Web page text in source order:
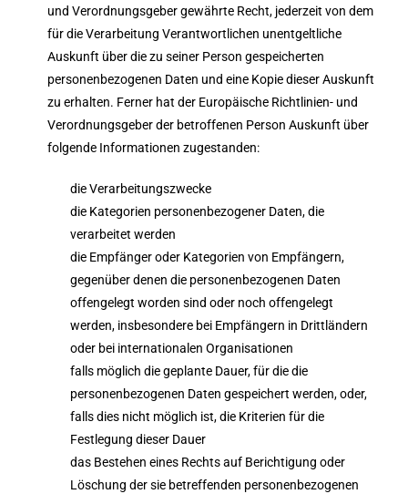
und Verordnungsgeber gewährte Recht, jederzeit von dem
für die Verarbeitung Verantwortlichen unentgeltliche
Auskunft über die zu seiner Person gespeicherten
personenbezogenen Daten und eine Kopie dieser Auskunft
zu erhalten. Ferner hat der Europäische Richtlinien- und
Verordnungsgeber der betroffenen Person Auskunft über
folgende Informationen zugestanden:
die Verarbeitungszwecke
die Kategorien personenbezogener Daten, die
verarbeitet werden
die Empfänger oder Kategorien von Empfängern,
gegenüber denen die personenbezogenen Daten
offengelegt worden sind oder noch offengelegt
werden, insbesondere bei Empfängern in Drittländern
oder bei internationalen Organisationen
falls möglich die geplante Dauer, für die die
personenbezogenen Daten gespeichert werden, oder,
falls dies nicht möglich ist, die Kriterien für die
Festlegung dieser Dauer
das Bestehen eines Rechts auf Berichtigung oder
Löschung der sie betreffenden personenbezogenen